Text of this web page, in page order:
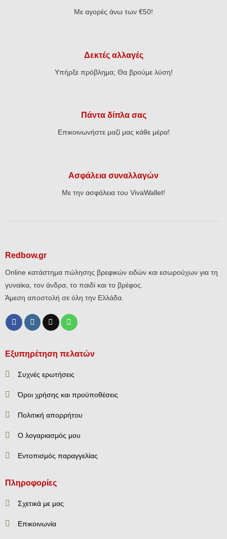
Με αγορές άνω των €50!
Δεκτές αλλαγές
Υπήρξε πρόβλημα; Θα βρούμε λύση!
Πάντα δίπλα σας
Επικοινωνήστε μαζί μας κάθε μέρα!
Ασφάλεια συναλλαγών
Με την ασφάλεια του VivaWallet!
Redbow.gr
Online κατάστημα πώλησης βρεφικών ειδών και εσωρούχων για τη
γυναίκα, τον άνδρα, το παιδί και το βρέφος.
Άμεση αποστολή σε όλη την Ελλάδα.
Εξυπηρέτηση πελατών
Συχνές ερωτήσεις
Όροι χρήσης και προϋποθέσεις
Πολιτική απορρήτου
Ο λογαριασμός μου
Εντοπισμός παραγγελίας
Πληροφορίες
Σχετικά με μας
Επικοινωνία